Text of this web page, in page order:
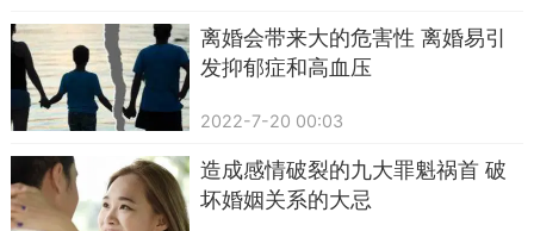
离婚会带来大的危害性 离婚易引
发抑郁症和高血压
2022-7-20 00:03
造成感情破裂的九大罪魁祸首 破
坏婚姻关系的大忌